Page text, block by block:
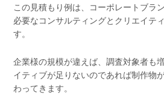
この見積もり例は、コーポレートブラ
必要なコンサルティングとクリエイテ
す。
企業様の規模が違えば、調査対象者も
イティブが足りないのであれば制作物
わってきます。